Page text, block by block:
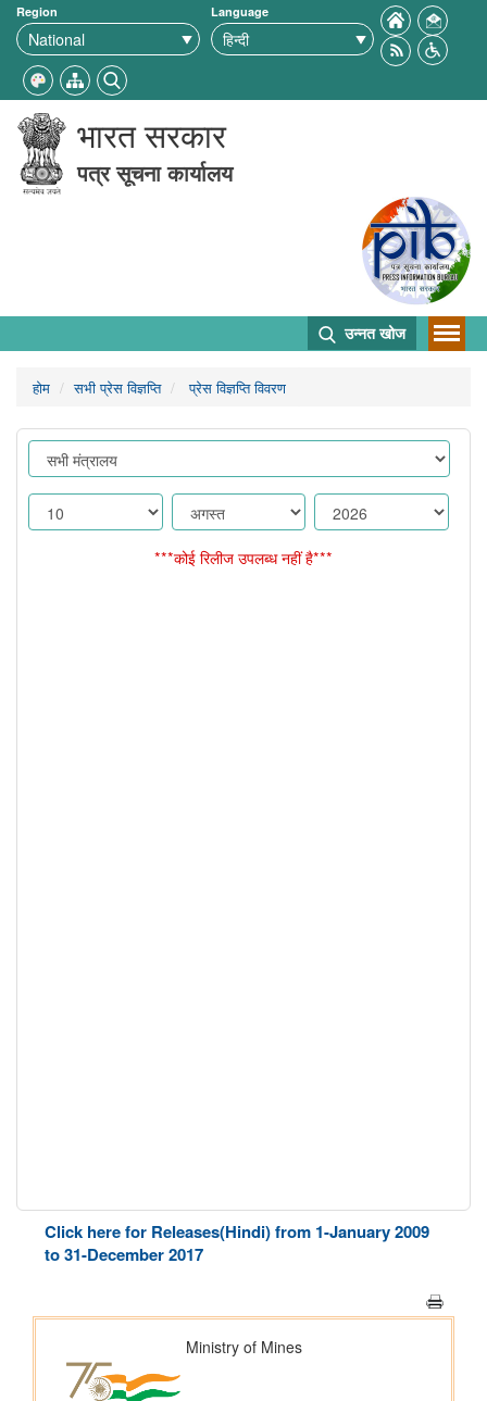
Region Language
भारत सरकार
पत्र सूचना कार्यालय
उन्नत खोज
होम सभी प्रेस विज्ञप्ति प्रेस विज्ञप्ति विवरण
***कोई रिलीज उपलब्ध नहीं है***
Click here for Releases(Hindi) from 1-January 2009
to 31-December 2017